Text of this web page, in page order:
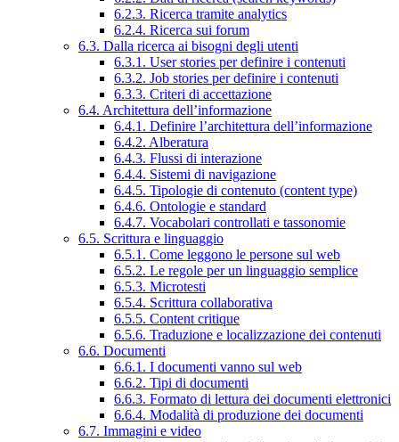
6.2.3. Ricerca tramite analytics
6.2.4. Ricerca sui forum
6.3. Dalla ricerca ai bisogni degli utenti
6.3.1. User stories per definire i contenuti
6.3.2. Job stories per definire i contenuti
6.3.3. Criteri di accettazione
6.4. Architettura dell’informazione
6.4.1. Definire l’architettura dell’informazione
6.4.2. Alberatura
6.4.3. Flussi di interazione
6.4.4. Sistemi di navigazione
6.4.5. Tipologie di contenuto (content type)
6.4.6. Ontologie e standard
6.4.7. Vocabolari controllati e tassonomie
6.5. Scrittura e linguaggio
6.5.1. Come leggono le persone sul web
6.5.2. Le regole per un linguaggio semplice
6.5.3. Microtesti
6.5.4. Scrittura collaborativa
6.5.5. Content critique
6.5.6. Traduzione e localizzazione dei contenuti
6.6. Documenti
6.6.1. I documenti vanno sul web
6.6.2. Tipi di documenti
6.6.3. Formato di lettura dei documenti elettronici
6.6.4. Modalità di produzione dei documenti
6.7. Immagini e video